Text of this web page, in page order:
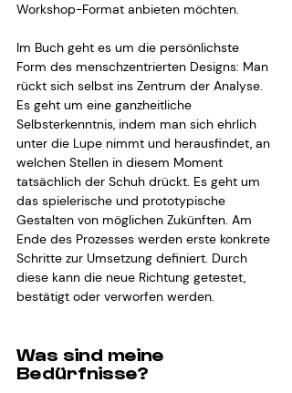
Workshop-Format anbieten möchten.
Im Buch geht es um die persönlichste
Form des menschzentrierten Designs: Man
rückt sich selbst ins Zentrum der Analyse.
Es geht um eine ganzheitliche
Selbsterkenntnis, indem man sich ehrlich
unter die Lupe nimmt und herausfindet, an
welchen Stellen in diesem Moment
tatsächlich der Schuh drückt. Es geht um
das spielerische und prototypische
Gestalten von möglichen Zukünften. Am
Ende des Prozesses werden erste konkrete
Schritte zur Umsetzung definiert. Durch
diese kann die neue Richtung getestet,
bestätigt oder verworfen werden.
Was sind meine
Bedürfnisse?